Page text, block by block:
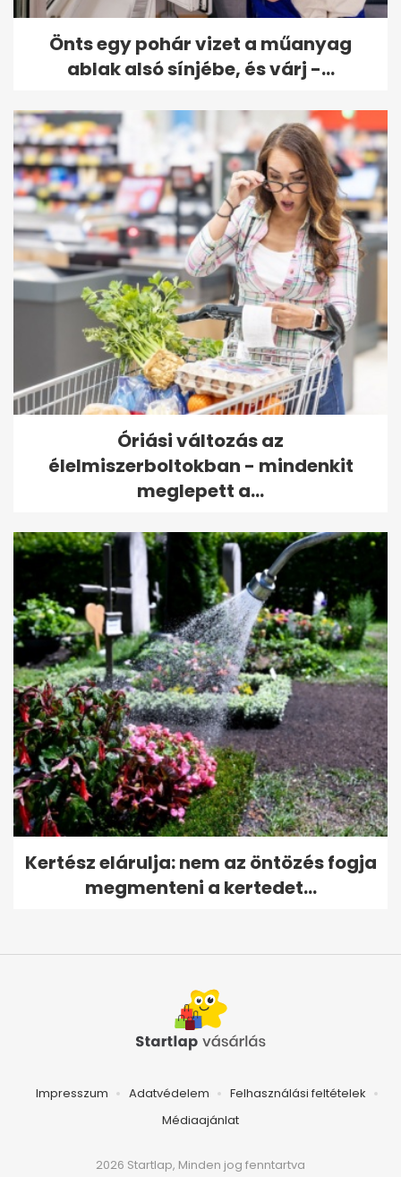
Önts egy pohár vizet a műanyag
ablak alsó sínjébe, és várj -...
Óriási változás az
élelmiszerboltokban - mindenkit
meglepett a...
Kertész elárulja: nem az öntözés fogja
megmenteni a kertedet...
Impresszum Adatvédelem
Felhasználási feltételek
Médiaajánlat
2026 Startlap, Minden jog fenntartva